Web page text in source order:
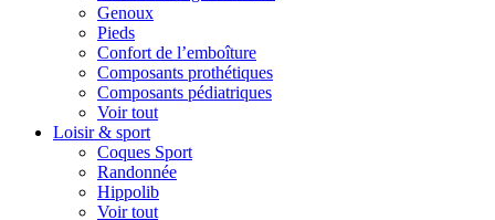
Genoux
Pieds
Confort de l’emboîture
Composants prothétiques
Composants pédiatriques
Voir tout
Loisir & sport
Coques Sport
Randonnée
Hippolib
Voir tout